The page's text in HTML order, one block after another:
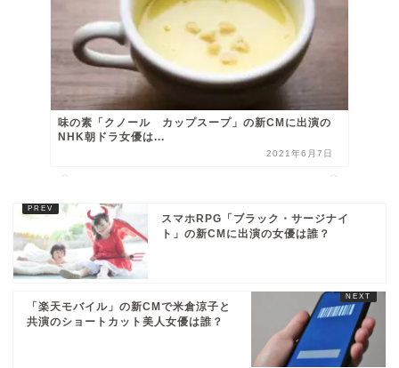
味の素「クノール カップスープ」の新CMに出演の
NHK朝ドラ女優は...
2021年6月7日
スマホRPG「ブラック・サージナイ
ト」の新CMに出演の女優は誰？
「楽天モバイル」の新CMで米倉涼子と
共演のショートカット美人女優は誰？